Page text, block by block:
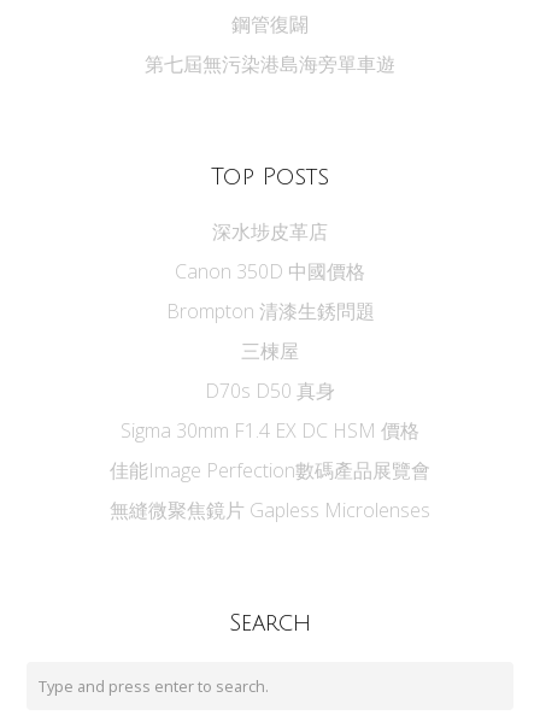
鋼管復闢
第七屆無污染港島海旁單車遊
Top Posts
深水埗皮革店
Canon 350D 中國價格
Brompton 清漆生銹問題
三楝屋
D70s D50 真身
Sigma 30mm F1.4 EX DC HSM 價格
佳能Image Perfection數碼產品展覽會
無縫微聚焦鏡片 Gapless Microlenses
Search